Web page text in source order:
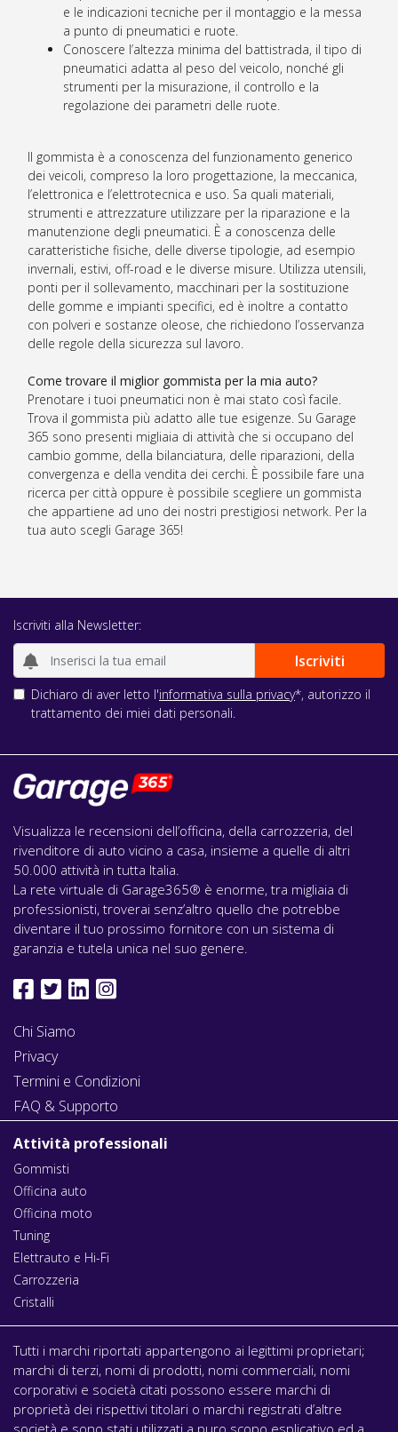
e le indicazioni tecniche per il montaggio e la messa
a punto di pneumatici e ruote.
Conoscere l’altezza minima del battistrada, il tipo di
pneumatici adatta al peso del veicolo, nonché gli
strumenti per la misurazione, il controllo e la
regolazione dei parametri delle ruote.
Il gommista è a conoscenza del funzionamento generico
dei veicoli, compreso la loro progettazione, la meccanica,
l’elettronica e l’elettrotecnica e uso. Sa quali materiali,
strumenti e attrezzature utilizzare per la riparazione e la
manutenzione degli pneumatici. È a conoscenza delle
caratteristiche fisiche, delle diverse tipologie, ad esempio
invernali, estivi, off-road e le diverse misure. Utilizza utensili,
ponti per il sollevamento, macchinari per la sostituzione
delle gomme e impianti specifici, ed è inoltre a contatto
con polveri e sostanze oleose, che richiedono l’osservanza
delle regole della sicurezza sul lavoro.
Come trovare il miglior gommista per la mia auto?
Prenotare i tuoi pneumatici non è mai stato così facile.
Trova il gommista più adatto alle tue esigenze. Su Garage
365 sono presenti migliaia di attività che si occupano del
cambio gomme, della bilanciatura, delle riparazioni, della
convergenza e della vendita dei cerchi. È possibile fare una
ricerca per città oppure è possibile scegliere un gommista
che appartiene ad uno dei nostri prestigiosi network. Per la
tua auto scegli Garage 365!
Iscriviti alla Newsletter:
Dichiaro di aver letto l'informativa sulla privacy*, autorizzo il
trattamento dei miei dati personali.
Visualizza le recensioni dell’officina, della carrozzeria, del
rivenditore di auto vicino a casa, insieme a quelle di altri
50.000 attività in tutta Italia.
La rete virtuale di Garage365® è enorme, tra migliaia di
professionisti, troverai senz’altro quello che potrebbe
diventare il tuo prossimo fornitore con un sistema di
garanzia e tutela unica nel suo genere.
Chi Siamo
Privacy
Termini e Condizioni
FAQ & Supporto
Attività professionali
Gommisti
Officina auto
Officina moto
Tuning
Elettrauto e Hi-Fi
Carrozzeria
Cristalli
Tutti i marchi riportati appartengono ai legittimi proprietari;
marchi di terzi, nomi di prodotti, nomi commerciali, nomi
corporativi e società citati possono essere marchi di
proprietà dei rispettivi titolari o marchi registrati d’altre
società e sono stati utilizzati a puro scopo esplicativo ed a